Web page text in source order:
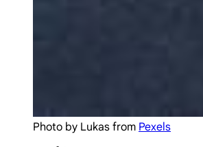
Photo by Lukas from Pexels